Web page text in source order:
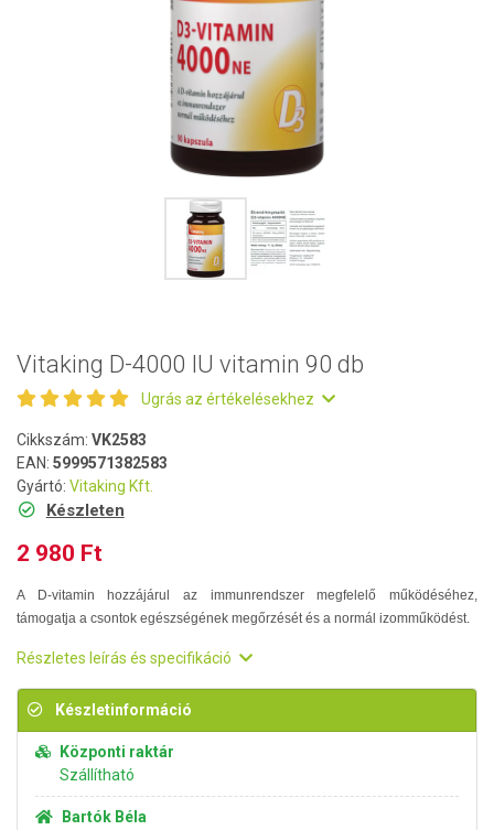
Vitaking D-4000 IU vitamin 90 db
Ugrás az értékelésekhez
Cikkszám: VK2583
EAN: 5999571382583
Gyártó: Vitaking Kft.
Készleten
2 980 Ft
A D-vitamin hozzájárul az immunrendszer megfelelő működéséhez,
támogatja a csontok egészségének megőrzését és a normál izomműködést.
Részletes leírás és specifikáció
Készletinformáció
Központi raktár
Szállítható
Bartók Béla